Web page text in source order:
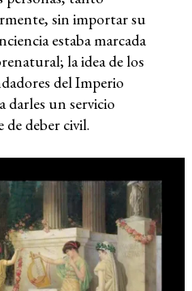
sin importar su
estaba marcada
la idea de los
del Imperio
darles un servicio
de deber civil.